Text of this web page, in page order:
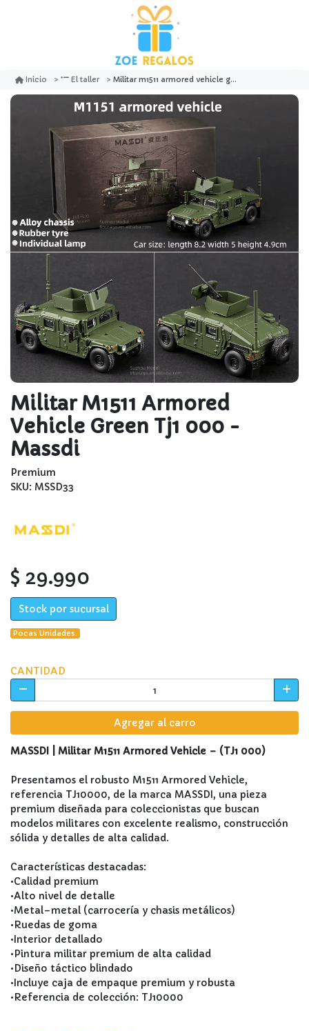
Inicio El taller Militar m1511 armored vehicle green tj1 000 - massdi
Militar M1511 Armored
Vehicle Green Tj1 000 -
Massdi
Premium
SKU: MSSD33
$ 29.990
Stock por sucursal
Pocas Unidades.
CANTIDAD
Agregar al carro
MASSDI | Militar M1511 Armored Vehicle – (TJ1 000)
Presentamos el robusto M1511 Armored Vehicle,
referencia TJ10000, de la marca MASSDI, una pieza
premium diseñada para coleccionistas que buscan
modelos militares con excelente realismo, construcción
sólida y detalles de alta calidad.
Características destacadas:
•Calidad premium
•Alto nivel de detalle
•Metal–metal (carrocería y chasis metálicos)
•Ruedas de goma
•Interior detallado
•Pintura militar premium de alta calidad
•Diseño táctico blindado
•Incluye caja de empaque premium y robusta
•Referencia de colección: TJ10000